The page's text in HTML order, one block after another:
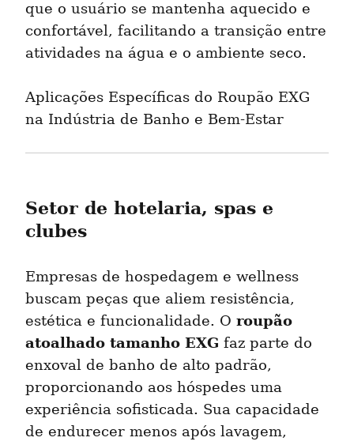
que o usuário se mantenha aquecido e
confortável, facilitando a transição entre
atividades na água e o ambiente seco.
Aplicações Específicas do Roupão EXG
na Indústria de Banho e Bem-Estar
Setor de hotelaria, spas e
clubes
Empresas de hospedagem e wellness
buscam peças que aliem resistência,
estética e funcionalidade. O roupão
atoalhado tamanho EXG faz parte do
enxoval de banho de alto padrão,
proporcionando aos hóspedes uma
experiência sofisticada. Sua capacidade
de endurecer menos após lavagem,